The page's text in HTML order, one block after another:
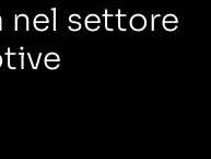
nel settore